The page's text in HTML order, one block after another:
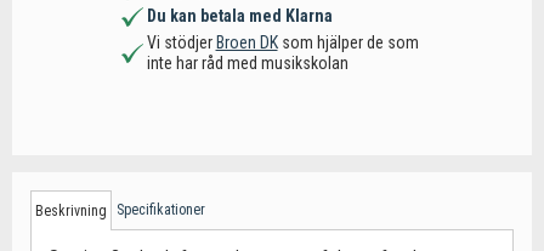
Du kan betala med Klarna
Vi stödjer Broen DKsom hjälper de som
inte har råd med musikskolan
Beskrivning Specifikationer